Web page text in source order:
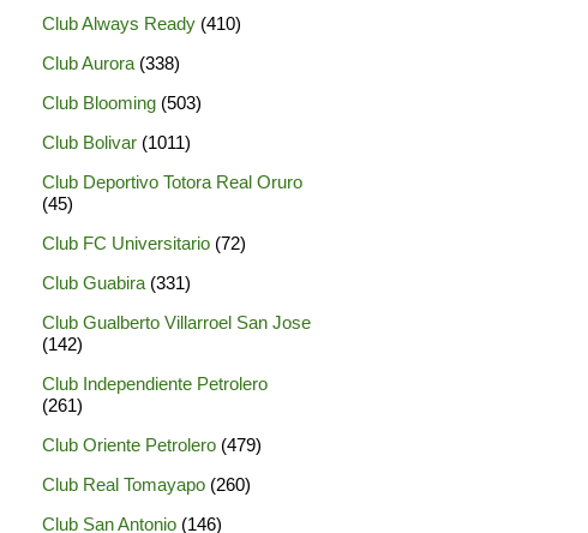
Club Always Ready (410)
Club Aurora (338)
Club Blooming (503)
Club Bolivar (1011)
Club Deportivo Totora Real Oruro
(45)
Club FC Universitario (72)
Club Guabira (331)
Club Gualberto Villarroel San Jose
(142)
Club Independiente Petrolero
(261)
Club Oriente Petrolero (479)
Club Real Tomayapo (260)
Club San Antonio (146)